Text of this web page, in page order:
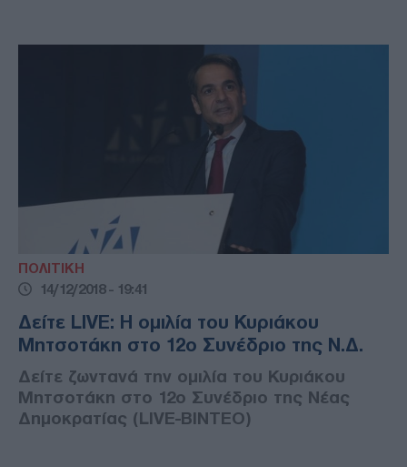
ΠΟΛΙΤΙΚΗ
14/12/2018 - 19:41
Δείτε LIVE: Η ομιλία του Κυριάκου
Μητσοτάκη στο 12ο Συνέδριο της Ν.Δ.
Δείτε ζωντανά την ομιλία του Κυριάκου
Μητσοτάκη στο 12ο Συνέδριο της Νέας
Δημοκρατίας (LIVE-ΒΙΝΤΕΟ)